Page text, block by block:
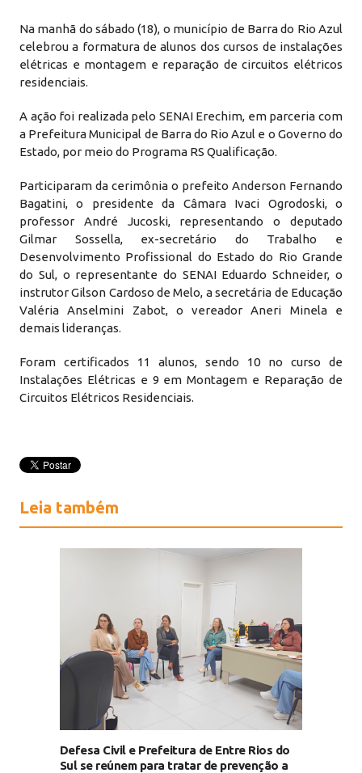
Na manhã do sábado (18), o município de Barra do Rio Azul
celebrou a formatura de alunos dos cursos de instalações
elétricas e montagem e reparação de circuitos elétricos
residenciais.
A ação foi realizada pelo SENAI Erechim, em parceria com
a Prefeitura Municipal de Barra do Rio Azul e o Governo do
Estado, por meio do Programa RS Qualificação.
Participaram da cerimônia o prefeito Anderson Fernando
Bagatini, o presidente da Câmara Ivaci Ogrodoski, o
professor André Jucoski, representando o deputado
Gilmar Sossella, ex-secretário do Trabalho e
Desenvolvimento Profissional do Estado do Rio Grande
do Sul, o representante do SENAI Eduardo Schneider, o
instrutor Gilson Cardoso de Melo, a secretária de Educação
Valéria Anselmini Zabot, o vereador Aneri Minela e
demais lideranças.
Foram certificados 11 alunos, sendo 10 no curso de
Instalações Elétricas e 9 em Montagem e Reparação de
Circuitos Elétricos Residenciais.
Leia também
Defesa Civil e Prefeitura de Entre Rios do
Sul se reúnem para tratar de prevenção a